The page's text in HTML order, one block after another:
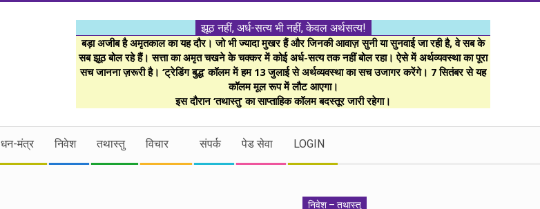
झूठ नहीं, अर्ध-सत्य भी नहीं, केवल अर्थसत्य!
बड़ा अजीब है अमृतकाल का यह दौर। जो भी ज्यादा मुखर हैं और जिनकी आवाज़ सुनी या सुनवाई जा रही है, वे सब के
सब झूठ बोल रहे हैं। सत्ता का अमृत चखने के चक्कर में कोई अर्ध-सत्य तक नहीं बोल रहा। ऐसे में अर्थव्यवस्था का पूरा
सच जानना ज़रूरी है। ‘ट्रेडिंग बुद्ध’ कॉलम में हम 13 जुलाई से अर्थव्यवस्था का सच उजागर करेंगे। 7 सितंबर से यह
कॉलम मूल रूप में लौट आएगा।
इस दौरान ‘तथास्तु’ का साप्ताहिक कॉलम बदस्तूर जारी रहेगा।
धन-मंत्र निवेश तथास्तु विचार संपर्क पेड सेवा LOGIN
निवेश – तथास्तु